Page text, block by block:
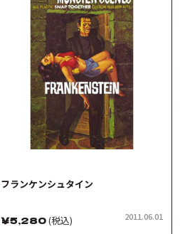
フランケンシュタイン
￥5,280(税込) 2011.06.01